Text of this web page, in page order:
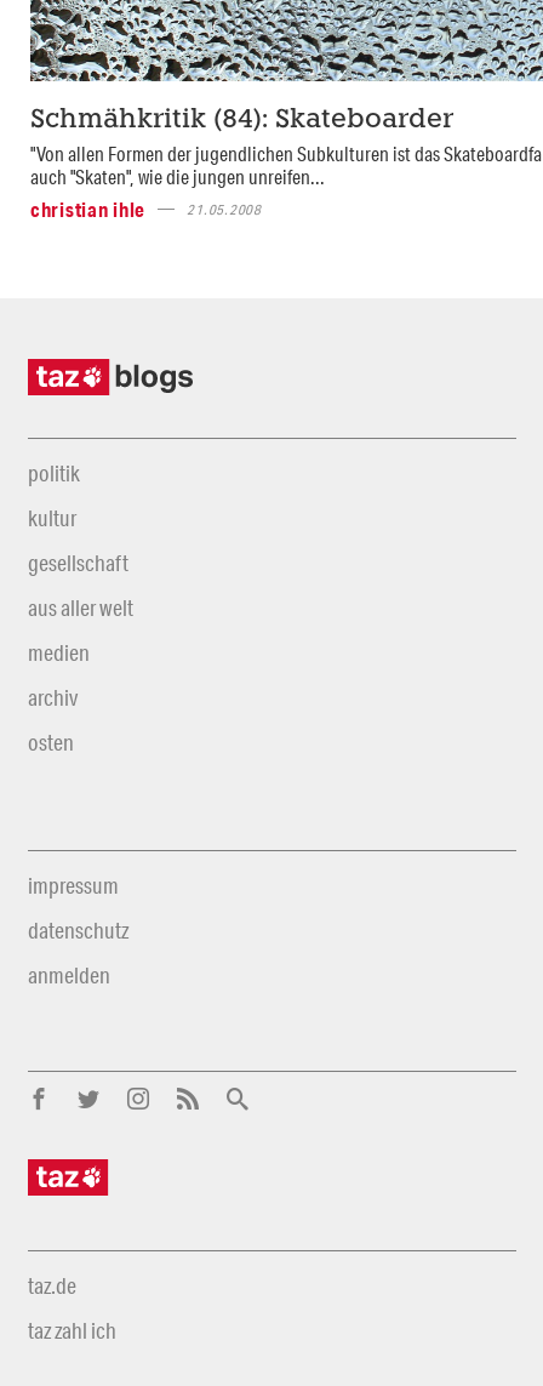
Schmähkritik (84): Skateboarder
"Von allen Formen der jugendlichen Subkulturen ist das
auch "Skaten", wie die jungen unreifen...
christian ihle
21.05.2008
politik
kultur
gesellschaft
aus aller welt
medien
archiv
osten
impressum
datenschutz
anmelden
taz.de
taz zahl ich